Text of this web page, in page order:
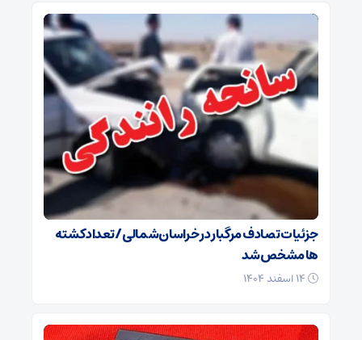
جزئیات تصادف مرگبار در خراسان‌شمالی/ تعداد کشته
ها مشخص شد